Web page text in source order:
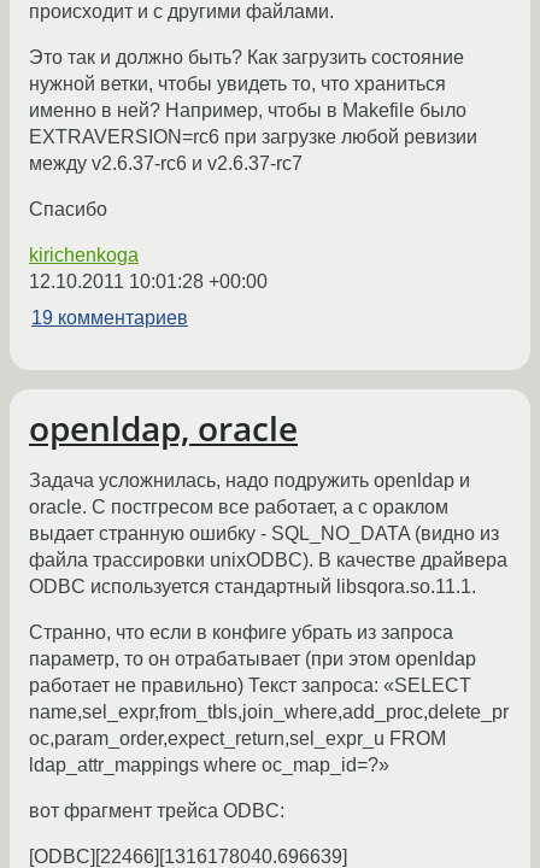
происходит и с другими файлами.
Это так и должно быть? Как загрузить состояние
нужной ветки, чтобы увидеть то, что храниться
именно в ней? Например, чтобы в Makefile было
EXTRAVERSION=rc6 при загрузке любой ревизии
между v2.6.37-rc6 и v2.6.37-rc7
Спасибо
kirichenkoga
12.10.2011 10:01:28 +00:00
19 комментариев
openldap, oracle
Задача усложнилась, надо подружить openldap и
oracle. С постгресом все работает, а с ораклом
выдает странную ошибку - SQL_NO_DATA (видно из
файла трассировки unixODBC). В качестве драйвера
ODBC используется стандартный libsqora.so.11.1.
Странно, что если в конфиге убрать из запроса
параметр, то он отрабатывает (при этом openldap
работает не правильно) Текст запроса: «SELECT
name,sel_expr,from_tbls,join_where,add_proc,delete_pr
oc,param_order,expect_return,sel_expr_u FROM
ldap_attr_mappings where oc_map_id=?»
вот фрагмент трейса ODBC:
[ODBC][22466][1316178040.696639]